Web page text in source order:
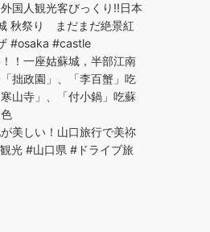
国人観光客びっくり!!日本
秋祭り まだまだ絶景紅
#osaka #castle
！一座姑蘇城，半部江南
拙政園」、「李百蟹」吃
山寺」、「付小鍋」吃蘇
美しい！山口旅行で美祢
光 #山口県 #ドライブ旅